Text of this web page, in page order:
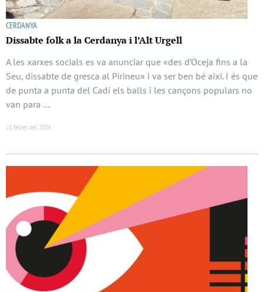
CERDANYA
Dissabte folk a la Cerdanya i l’Alt Urgell
A les xarxes socials es va anunciar que «des d’Oceja fins a la
Seu, dissabte de gresca al Pirineu» i va ser ben bé així. I és que
de punta a punta del Cadí els balls i les cançons populars no
van para …
21 febrer del 2024